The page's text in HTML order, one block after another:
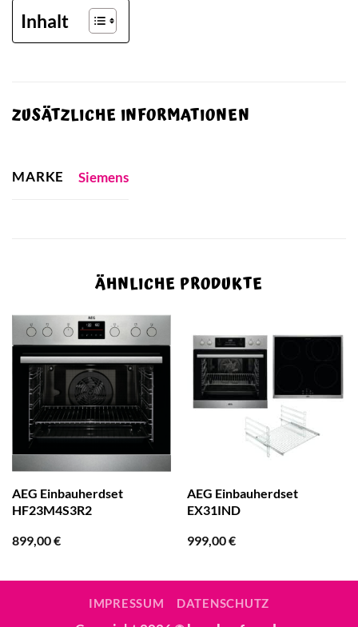
Inhalt
ZUSÄTZLICHE INFORMATIONEN
MARKE Siemens
ÄHNLICHE PRODUKTE
AEG Einbauherdset
HF23M4S3R2
899,00€
AEG Einbauherdset
EX31IND
999,00€
IMPRESSUM DATENSCHUTZ